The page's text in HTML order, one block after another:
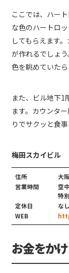
ここでは、ハー
な色のハートロ
してもらえます
が作れるでしょ
色を眺めていた
また、ビル地下1
ます。カウンタ
りでサクッと食
梅田スカイビル
住所
大
営業時間
空
特
定休日
なし
WEB
お金をか